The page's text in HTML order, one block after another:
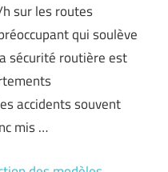
h sur les routes
qui soulève
sécurité routière est
accidents souvent
mis …